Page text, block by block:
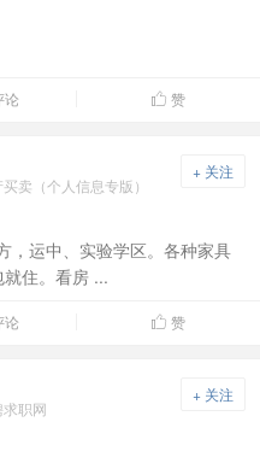
论  赞
+ 关注
卖（个人信息专版）
，运中、实验学区。各种家具
住。看房 ...
论  赞
+ 关注
职网